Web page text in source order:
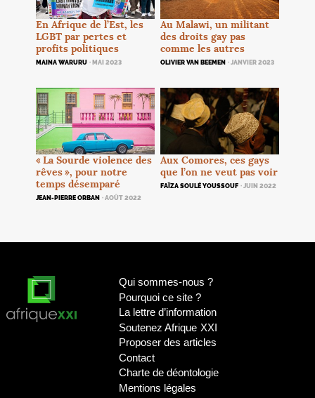
En Afrique de l’Est, les
LGBT par pertes et
profits politiques
MAINA WARURU · MAI 2023
Au Malawi, un militant
des droits gay pas
comme les autres
OLIVIER VAN BEEMEN · JANVIER 2023
«La Sourde violence des
rêves», pour notre
temps désemparé
JEAN-PIERRE ORBAN · AOÛT 2022
Aux Comores, ces gays
que l’on ne veut pas voir
FAÏZA SOULÉ YOUSSOUF · JUIN 2022
Qui sommes-nous ?
Pourquoi ce site ?
La lettre d’information
Soutenez Afrique XXI
Proposer des articles
Contact
Charte de déontologie
Mentions légales